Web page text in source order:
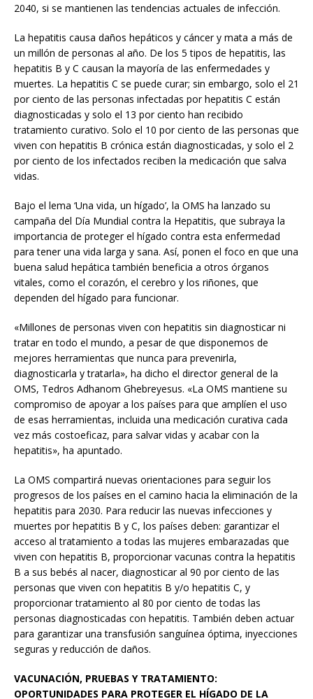
2040, si se mantienen las tendencias actuales de infección.
La hepatitis causa daños hepáticos y cáncer y mata a más de
un millón de personas al año. De los 5 tipos de hepatitis, las
hepatitis B y C causan la mayoría de las enfermedades y
muertes. La hepatitis C se puede curar; sin embargo, solo el 21
por ciento de las personas infectadas por hepatitis C están
diagnosticadas y solo el 13 por ciento han recibido
tratamiento curativo. Solo el 10 por ciento de las personas que
viven con hepatitis B crónica están diagnosticadas, y solo el 2
por ciento de los infectados reciben la medicación que salva
vidas.
Bajo el lema ‘Una vida, un hígado’, la OMS ha lanzado su
campaña del Día Mundial contra la Hepatitis, que subraya la
importancia de proteger el hígado contra esta enfermedad
para tener una vida larga y sana. Así, ponen el foco en que una
buena salud hepática también beneficia a otros órganos
vitales, como el corazón, el cerebro y los riñones, que
dependen del hígado para funcionar.
«Millones de personas viven con hepatitis sin diagnosticar ni
tratar en todo el mundo, a pesar de que disponemos de
mejores herramientas que nunca para prevenirla,
diagnosticarla y tratarla», ha dicho el director general de la
OMS, Tedros Adhanom Ghebreyesus. «La OMS mantiene su
compromiso de apoyar a los países para que amplíen el uso
de esas herramientas, incluida una medicación curativa cada
vez más costoeficaz, para salvar vidas y acabar con la
hepatitis», ha apuntado.
La OMS compartirá nuevas orientaciones para seguir los
progresos de los países en el camino hacia la eliminación de la
hepatitis para 2030. Para reducir las nuevas infecciones y
muertes por hepatitis B y C, los países deben: garantizar el
acceso al tratamiento a todas las mujeres embarazadas que
viven con hepatitis B, proporcionar vacunas contra la hepatitis
B a sus bebés al nacer, diagnosticar al 90 por ciento de las
personas que viven con hepatitis B y/o hepatitis C, y
proporcionar tratamiento al 80 por ciento de todas las
personas diagnosticadas con hepatitis. También deben actuar
para garantizar una transfusión sanguínea óptima, inyecciones
seguras y reducción de daños.
VACUNACIÓN, PRUEBAS Y TRATAMIENTO:
OPORTUNIDADES PARA PROTEGER EL HÍGADO DE LA